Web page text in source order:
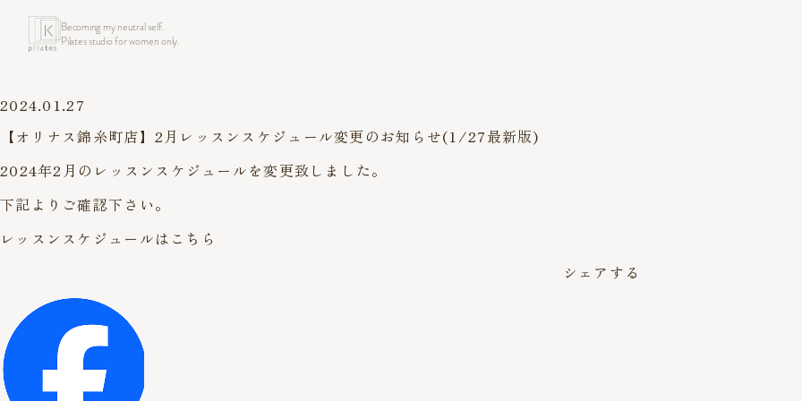
Becoming my neutral self.
Pilates studio for women only.
2024.01.27
【オリナス錦糸町店】2月レッスンスケジュール変更のお知らせ(1/27最新版)
2024年2月のレッスンスケジュールを変更致しました。
下記よりご確認下さい。
レッスンスケジュールはこちら
シェアする